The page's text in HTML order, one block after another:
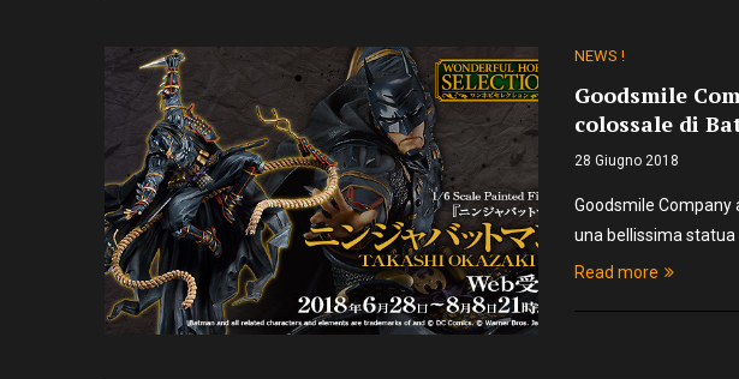
NEWS !
Goodsmile
colossale di
28 Giugno 2018
Goodsmile Company
una bellissima statua
Read more